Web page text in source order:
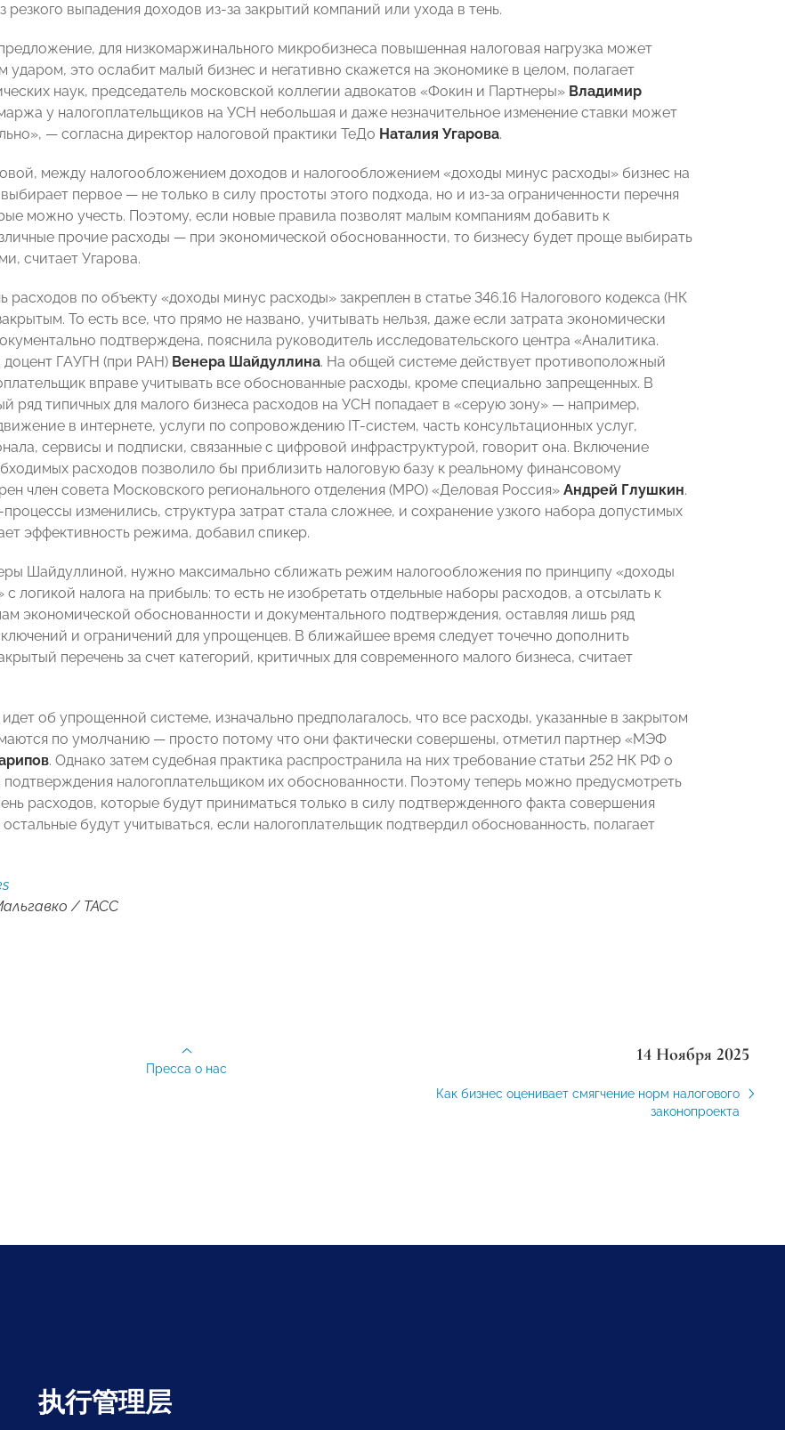
резкого выпадения доходов из-за закрытий компаний или ухода в тень.
для низкомаржинального микробизнеса повышенная налоговая нагрузка может
ударом, это ослабит малый бизнес и негативно скажется на экономике в целом, полагает
наук, председатель московской коллегии адвокатов «Фокин и Партнеры» Владимир
у налогоплательщиков на УСН небольшая и даже незначительное изменение ставки может
— согласна директор налоговой практики ТеДо Наталия Угарова.
между налогообложением доходов и налогообложением «доходы минус расходы» бизнес на
первое — не только в силу простоты этого подхода, но и из-за ограниченности перечня
можно учесть. Поэтому, если новые правила позволят малым компаниям добавить к
прочие расходы — при экономической обоснованности, то бизнесу будет проще выбирать
считает Угарова.
расходов по объекту «доходы минус расходы» закреплен в статье 346.16 Налогового кодекса (НК
То есть все, что прямо не названо, учитывать нельзя, даже если затрата экономически
подтверждена, пояснила руководитель исследовательского центра «Аналитика.
доцент ГАУГН (при РАН) Венера Шайдуллина. На общей системе действует противоположный
вправе учитывать все обоснованные расходы, кроме специально запрещенных. В
ряд типичных для малого бизнеса расходов на УСН попадает в «серую зону» — например,
в интернете, услуги по сопровождению IT-систем, часть консультационных услуг,
сервисы и подписки, связанные с цифровой инфраструктурой, говорит она. Включение
расходов позволило бы приблизить налоговую базу к реальному финансовому
член совета Московского регионального отделения (МРО) «Деловая Россия» Андрей Глушкин.
изменились, структура затрат стала сложнее, и сохранение узкого набора допустимых
эффективность режима, добавил спикер.
Шайдуллиной, нужно максимально сближать режим налогообложения по принципу «доходы
логикой налога на прибыль: то есть не изобретать отдельные наборы расходов, а отсылать к
экономической обоснованности и документального подтверждения, оставляя лишь ряд
и ограничений для упрощенцев. В ближайшее время следует точечно дополнить
перечень за счет категорий, критичных для современного малого бизнеса, считает
об упрощенной системе, изначально предполагалось, что все расходы, указанные в закрытом
по умолчанию — просто потому что они фактически совершены, отметил партнер «МЭФ
. Однако затем судебная практика распространила на них требование статьи 252 НК РФ о
налогоплательщиком их обоснованности. Поэтому теперь можно предусмотреть
расходов, которые будут приниматься только в силу подтвержденного факта совершения
будут учитываться, если налогоплательщик подтвердил обоснованность, полагает
/ ТАСС
14 Ноября 2025
Как бизнес оценивает смягчение норм налогового
законопроекта
Пресса о нас
执行管理层